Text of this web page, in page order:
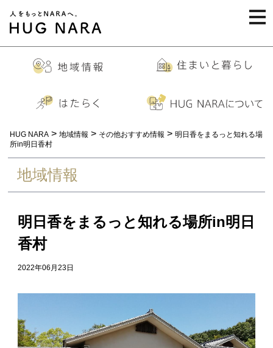
HUG NARA > 地域情報 > その他おすすめ情報 > 明日香をまるっと知れる場
所in明日香村
地域情報
明日香をまるっと知れる場所in明日
香村
2022年06月23日